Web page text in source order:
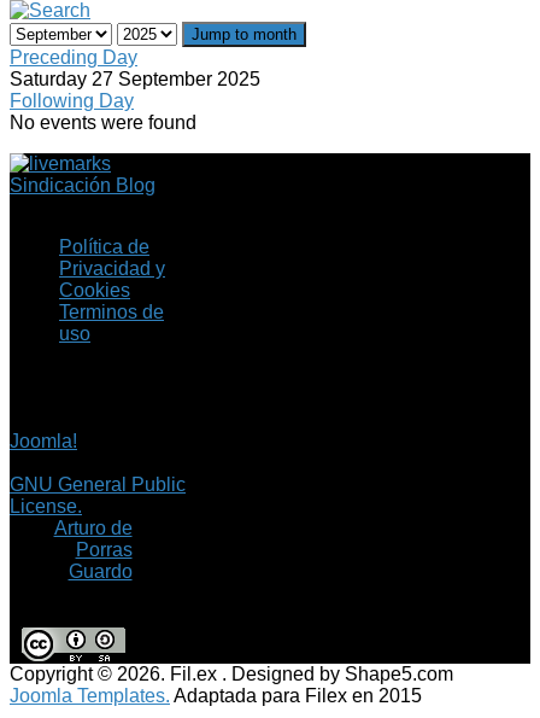
Jump to month
Preceding Day
Saturday 27 September 2025
Following Day
No events were found
Sindicación Blog
Política de
Privacidad y
Cookies
Terminos de
uso
Joomla!
GNU General Public
License.
Arturo de
Porras
Guardo
Copyright © 2026. Fil.ex . Designed by Shape5.com
Joomla Templates. Adaptada para Filex en 2015